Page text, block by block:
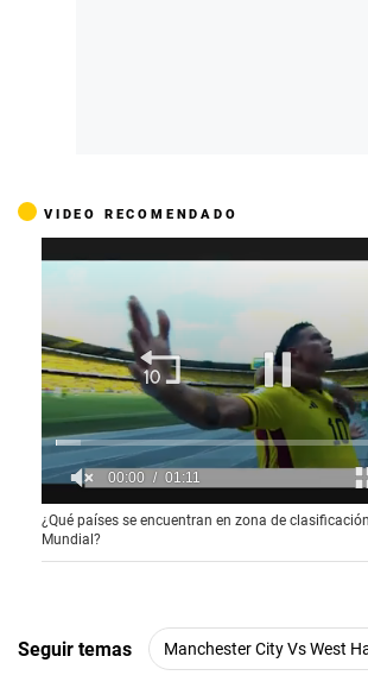
VIDEO RECOMENDADO
0
o
f
1
u
t
00:01 01:11
¿Qué países se encuentran en zona de
Mundial?
Seguir temas Manchester City Vs West